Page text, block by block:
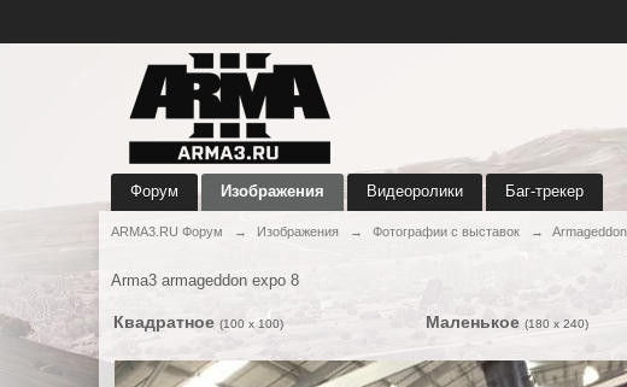
Форум Изображения Видеоролики Баг-трекер
ARMA3.RU Форум → Изображения → Фотографии с выставок →
Arma3 armageddon expo 8
Квадратное (100 x 100) Маленькое (180 x 240)